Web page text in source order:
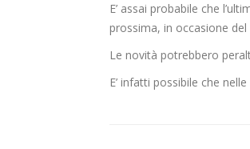
E’ assai probabile che
prossima, in occasione
Le novità potrebbero
E’ infatti possibile che